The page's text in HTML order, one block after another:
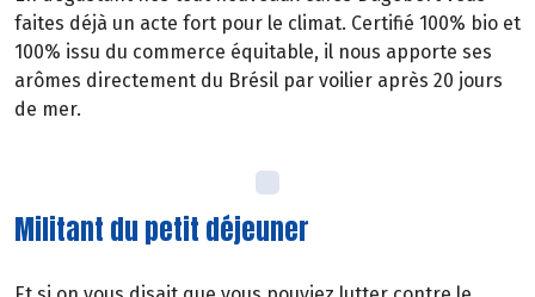
faites déjà un acte fort pour le climat. Certifié 100% bio et
100% issu du commerce équitable, il nous apporte ses
arômes directement du Brésil par voilier après 20 jours
de mer.
Militant du petit déjeuner